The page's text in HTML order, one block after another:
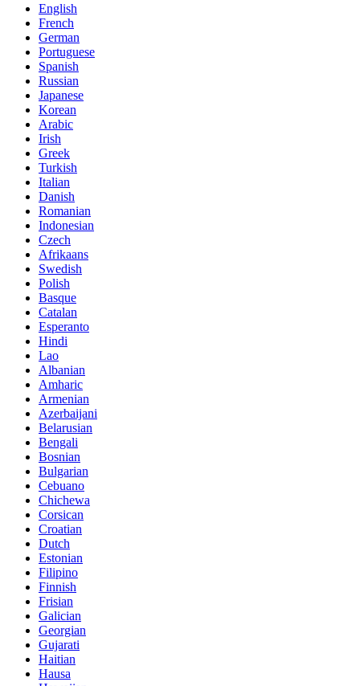
English
French
German
Portuguese
Spanish
Russian
Japanese
Korean
Arabic
Irish
Greek
Turkish
Italian
Danish
Romanian
Indonesian
Czech
Afrikaans
Swedish
Polish
Basque
Catalan
Esperanto
Hindi
Lao
Albanian
Amharic
Armenian
Azerbaijani
Belarusian
Bengali
Bosnian
Bulgarian
Cebuano
Chichewa
Corsican
Croatian
Dutch
Estonian
Filipino
Finnish
Frisian
Galician
Georgian
Gujarati
Haitian
Hausa